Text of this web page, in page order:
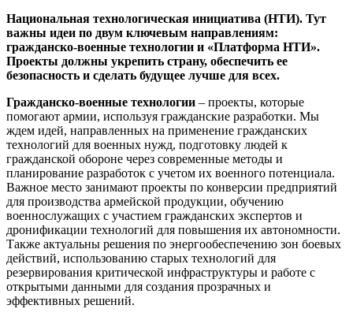
Национальная технологическая инициатива (НТИ). Тут
важны идеи по двум ключевым направлениям:
гражданско-военные технологии и «Платформа НТИ».
Проекты должны укрепить страну, обеспечить ее
безопасность и сделать будущее лучше для всех.
Гражданско-военные технологии – проекты, которые
помогают армии, используя гражданские разработки. Мы
ждем идей, направленных на применение гражданских
технологий для военных нужд, подготовку людей к
гражданской обороне через современные методы и
планирование разработок с учетом их военного потенциала.
Важное место занимают проекты по конверсии предприятий
для производства армейской продукции, обучению
военнослужащих с участием гражданских экспертов и
дронификации технологий для повышения их автономности.
Также актуальны решения по энергообеспечению зон боевых
действий, использованию старых технологий для
резервирования критической инфраструктуры и работе с
открытыми данными для создания прозрачных и
эффективных решений.